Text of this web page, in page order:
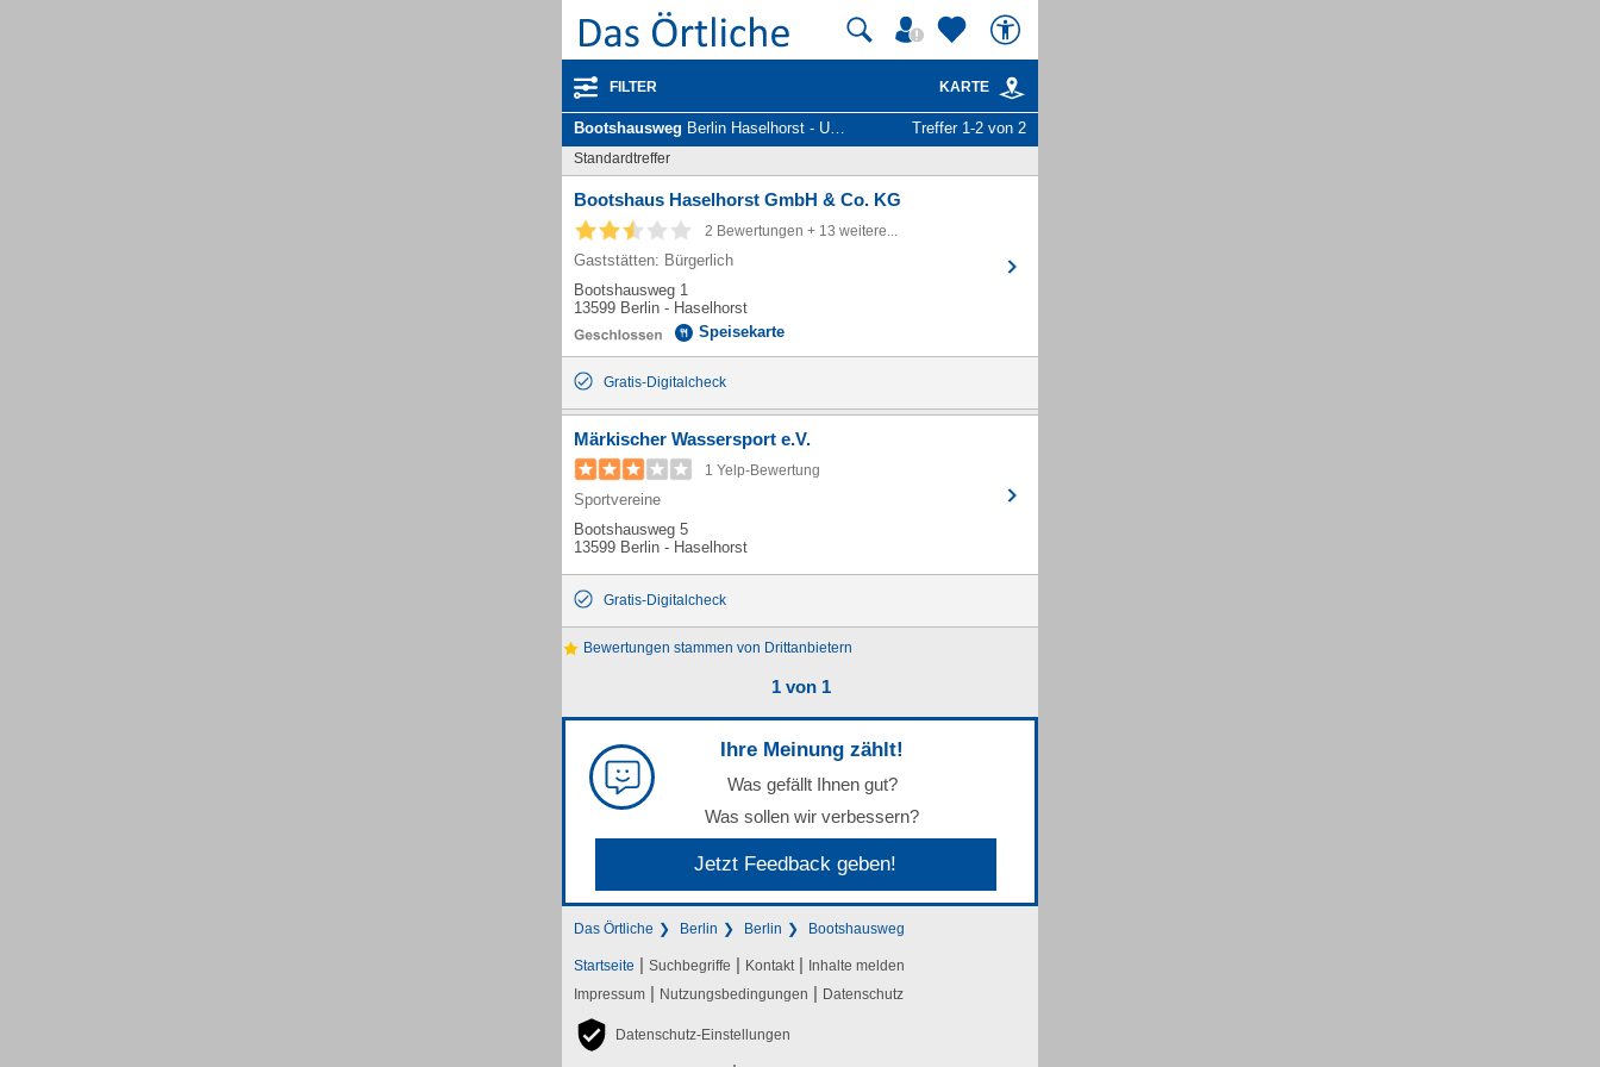
FILTER KARTE
Bootshausweg Berlin Haselhorst - Unternehmen und Personen Treffer 1-2 von 2
Standardtreffer
Bootshaus Haselhorst GmbH & Co. KG
2 Bewertungen + 13 weitere...
Gaststätten: Bürgerlich
Bootshausweg 1
13599 Berlin - Haselhorst
Speisekarte
Gratis-Digitalcheck
Märkischer Wassersport e.V.
1 Yelp-Bewertung
Sportvereine
Bootshausweg 5
13599 Berlin - Haselhorst
Gratis-Digitalcheck
Bewertungen stammen von Drittanbietern
1 von 1
Ihre Meinung zählt!
Was gefällt Ihnen gut?
Was sollen wir verbessern?
Jetzt Feedback geben!
Das Örtliche Berlin Berlin Bootshausweg
Startseite | Suchbegriffe | Kontakt | Inhalte melden
Impressum | Nutzungsbedingungen | Datenschutz
Datenschutz-Einstellungen